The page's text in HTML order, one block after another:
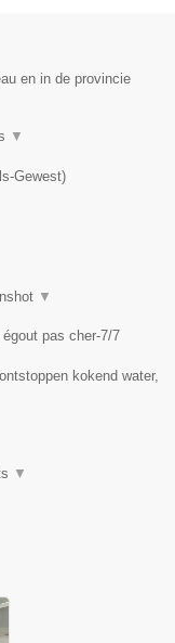
en in de provincie
▼
Gewest)
▼
pas cher-7/7
kokend water,
▼